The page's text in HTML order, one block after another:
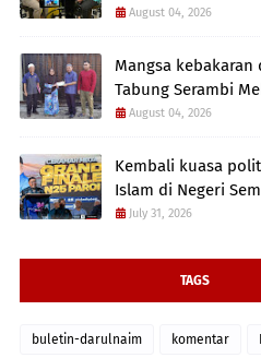
August 04, 2026
Mangsa
Tabung Serambi
August 04, 2026
Kembali kuasa
Islam di Negeri
July 31, 2026
TAGS
buletin-darulnaim komentar